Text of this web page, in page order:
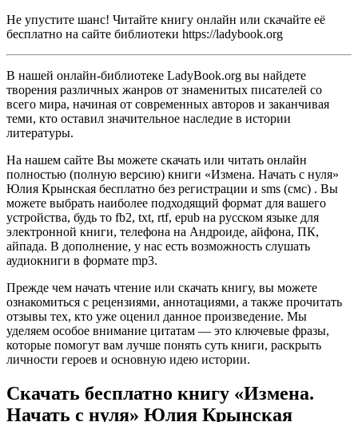
Не упустите шанс! Читайте книгу онлайн или скачайте её
бесплатно на сайте библиотеки https://ladybook.org
В нашей онлайн-библиотеке LadyBook.org вы найдете
творения различных жанров от знаменитых писателей со
всего мира, начиная от современных авторов и заканчивая
теми, кто оставил значительное наследие в истории
литературы.
На нашем сайте Вы можете скачать или читать онлайн
полностью (полную версию) книги «Измена. Начать с нуля»
Юлия Крынская бесплатно без регистрации и sms (смс) . Вы
можете выбрать наиболее подходящий формат для вашего
устройства, будь то fb2, txt, rtf, epub на русском языке для
электронной книги, телефона на Андроиде, айфона, ПК,
айпада. В дополнение, у нас есть возможность слушать
аудиокниги в формате mp3.
Прежде чем начать чтение или скачать книгу, вы можете
ознакомиться с рецензиями, аннотациями, а также прочитать
отзывы тех, кто уже оценил данное произведение. Мы
уделяем особое внимание цитатам — это ключевые фразы,
которые помогут вам лучше понять суть книги, раскрыть
личности героев и основную идею истории.
Скачать бесплатно книгу «Измена.
Начать с нуля» Юлия Крынская